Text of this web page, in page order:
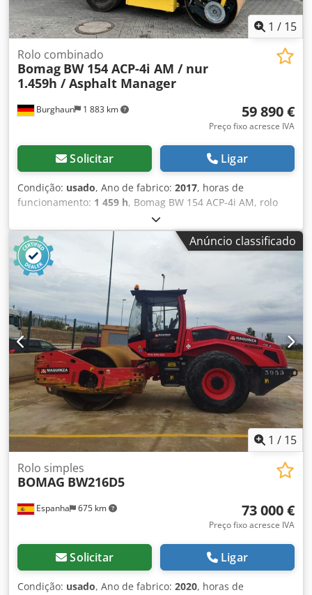
1 / 15
Burghaun 1 883 km
Rolo combinado
Bomag BW 154 ACP-4i AM / nur
1.459h / Asphalt Manager
59 890 €
Preço fixo acresce IVA
Solicitar Ligar
Condição: usado, Ano de fabrico: 2017, horas de
funcionamento: 1 459 h, Bomag BW 154 ACP-4i AM, rolo
vibratório combinado, ano de fabricação: 2017, horas de
operação: apenas 1.459h, motor: Kubota [55,4 kW/75 cv],
Asphalt Manager 2, cortador de asfalto do lado direito,
peso: 7.400 kg, tambor com revestimento liso, em bom
estado, pronto para uso imediato. Se desejar,
apresentamos uma proposta de leasing ou financiamento.
O Sr. Mihm (tel. terá todo o prazer em ajudá-lo. Mais
informações podem ser encontradas em nosso site. Salvo
erros e vendas prévias! Aluguel possível. = Mais
informações = Codpfxjzq Tzmj Airjha Entre em contato com
Tobias Ebert para obter mais informações.
Anúncio classificado
1 / 15
Espanha 675 km
Rolo simples
BOMAG BW216D5
73 000 €
Preço fixo acresce IVA
Solicitar Ligar
Condição: usado, Ano de fabrico: 2020, horas de